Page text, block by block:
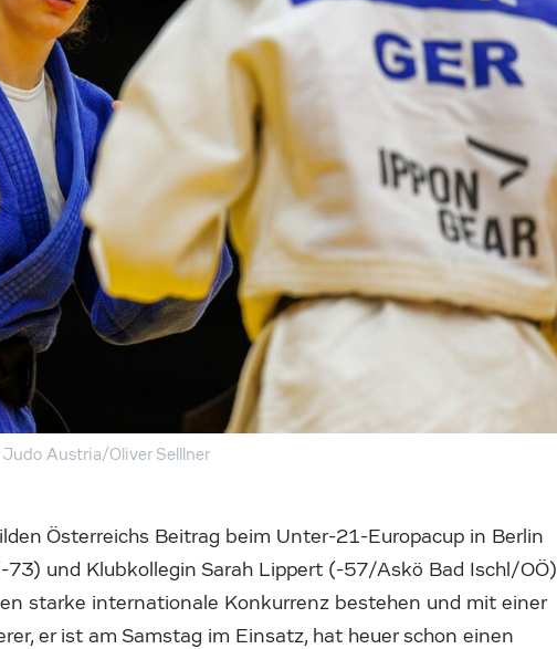
Austria/Oliver Selllner
Österreichs Beitrag beim Unter-21-Europacup in Berlin
73) und Klubkollegin Sarah Lippert (-57/Askö Bad Ischl/OÖ)
starke internationale Konkurrenz bestehen und mit einer
er ist am Samstag im Einsatz, hat heuer schon einen